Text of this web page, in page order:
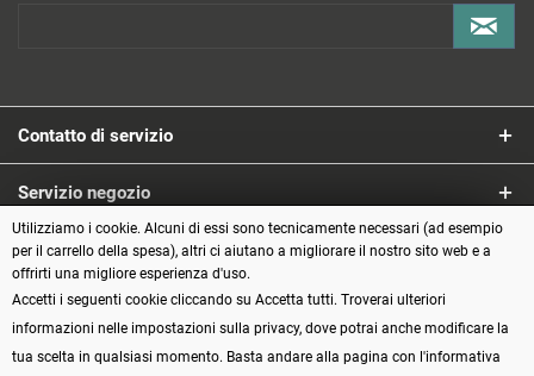
Contatto di servizio
Servizio negozio
Informazioni
Metodi di pagamento
Utilizziamo i cookie. Alcuni di essi sono tecnicamente necessari (ad esempio
per il carrello della spesa), altri ci aiutano a migliorare il nostro sito web e a
offrirti una migliore esperienza d'uso.
Accetti i seguenti cookie cliccando su Accetta tutti. Troverai ulteriori
informazioni nelle impostazioni sulla privacy, dove potrai anche modificare la
tua scelta in qualsiasi momento. Basta andare alla pagina con l'informativa